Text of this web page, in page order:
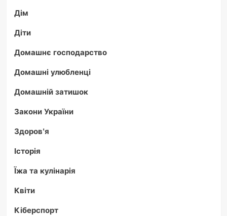
Дім
Діти
Домашнє господарство
Домашні улюбленці
Домашній затишок
Закони України
Здоров'я
Історія
Їжа та кулінарія
Квіти
Кіберспорт